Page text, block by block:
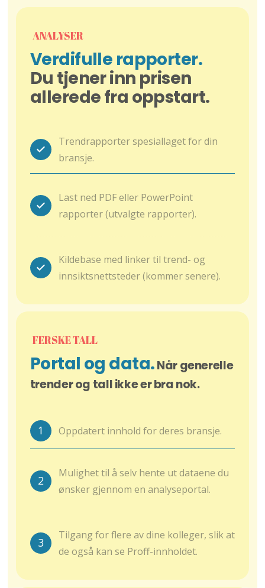
ANALYSER
Verdifulle rapporter.
Du tjener inn prisen
allerede fra oppstart.
Trendrapporter spesiallaget for din
bransje.
Last ned PDF eller PowerPoint
rapporter (utvalgte rapporter).
Kildebase med linker til trend- og
innsiktsnettsteder (kommer senere).
FERSKE TALL
Portal og data.Når generelle
trender og tall ikke er bra nok.
1 Oppdatert innhold for deres bransje.
2
Mulighet til å selv hente ut dataene du
ønsker gjennom en analyseportal.
3
Tilgang for flere av dine kolleger, slik at
de også kan se Proff-innholdet.